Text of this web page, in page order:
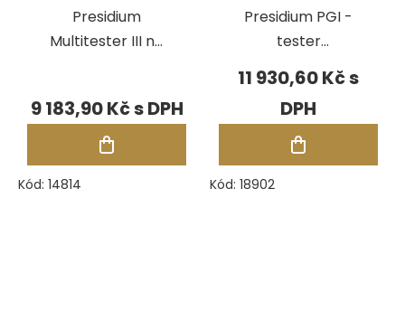
Presidium
Multitester III na
9 183,90 Kč
Kód: 14814
Presidium PGI -
tester
barevných
kamenů
11 930,60 Kč
Kód: 18902